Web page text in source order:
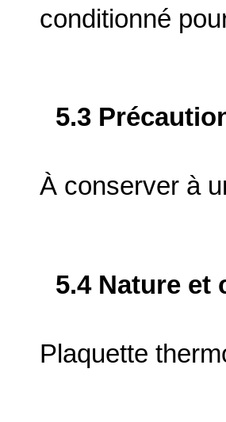
conditionné
5.3
À conserver à
5.4 Nature
Plaquette